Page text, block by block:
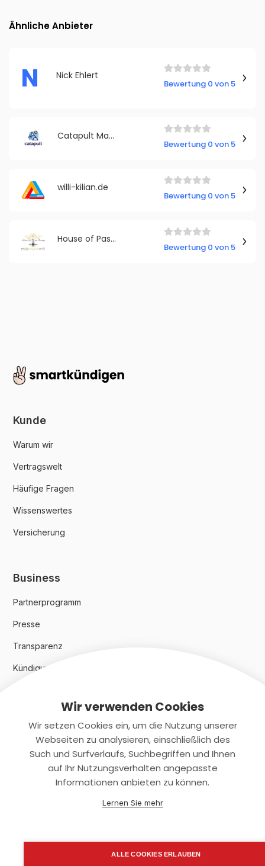
Ähnliche Anbieter
N Nick Ehlert
Bewertung 0 von 5
Catapult Marketing
Bewertung 0 von 5
willi-kilian.de
Bewertung 0 von 5
House of Passion Eternity (Hope)
Bewertung 0 von 5
Kunde
Warum wir
Vertragswelt
Häufige Fragen
Wissenswertes
Versicherung
Business
Partnerprogramm
Presse
Transparenz
Kündigungsindex 2024
Rechtliches
Datenschutz
Wir verwenden Cookies
Wir setzen Cookies ein, um die Nutzung unserer
Webseiten zu analysieren, einschließlich des
Such und Surfverlaufs, Suchbegriffen und Ihnen
auf Ihr Nutzungsverhalten angepasste
Informationen anbieten zu können.
Lernen Sie mehr
ALLE COOKIES ERLAUBEN